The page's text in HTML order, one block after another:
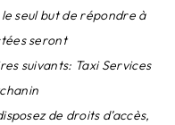
seul but de répondre à
seront
suivants: Taxi Services
de droits d’accès,